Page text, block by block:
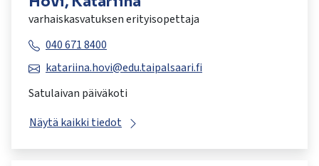
varhaiskasvatuksen erityisopettaja
040 671 8400
katariina.hovi@edu.taipalsaari.fi
Satulaivan päiväkoti
Näytä kaikki tiedot